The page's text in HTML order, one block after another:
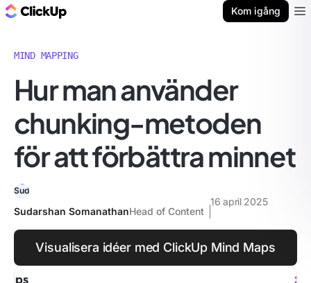
Kom igång
MIND MAPPING
Hur man använder
chunking-metoden
för att förbättra minnet
Sudarshan SomanathanHead of Content
16 april 2025
Visualisera idéer med ClickUp Mind Maps